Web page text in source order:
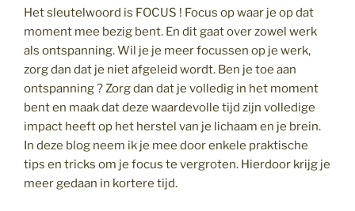
Het sleutelwoord is FOCUS ! Focus op waar je op dat
moment mee bezig bent. En dit gaat over zowel werk
als ontspanning. Wil je je meer focussen op je werk,
zorg dan dat je niet afgeleid wordt. Ben je toe aan
ontspanning ? Zorg dan dat je volledig in het moment
bent en maak dat deze waardevolle tijd zijn volledige
impact heeft op het herstel van je lichaam en je brein.
In deze blog neem ik je mee door enkele praktische
tips en tricks om je focus te vergroten. Hierdoor krijg je
meer gedaan in kortere tijd.